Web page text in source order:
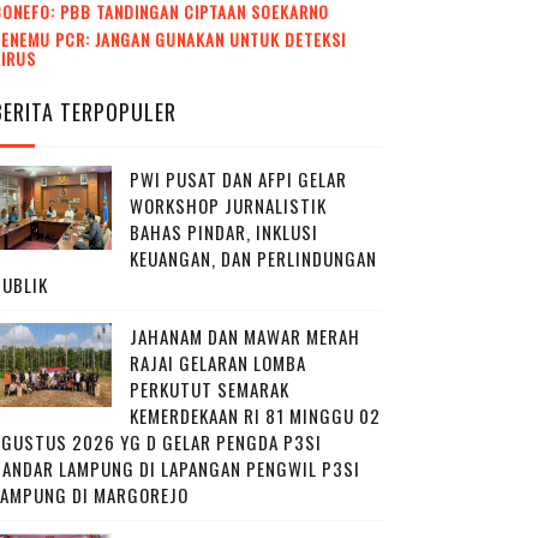
PBB TANDINGAN CIPTAAN SOEKARNO
PCR: JANGAN GUNAKAN UNTUK DETEKSI
TERPOPULER
PWI PUSAT DAN AFPI GELAR
WORKSHOP JURNALISTIK
BAHAS PINDAR, INKLUSI
KEUANGAN, DAN PERLINDUNGAN
JAHANAM DAN MAWAR MERAH
RAJAI GELARAN LOMBA
PERKUTUT SEMARAK
KEMERDEKAAN RI 81 MINGGU 02
2026 YG D GELAR PENGDA P3SI
LAMPUNG DI LAPANGAN PENGWIL P3SI
DI MARGOREJO